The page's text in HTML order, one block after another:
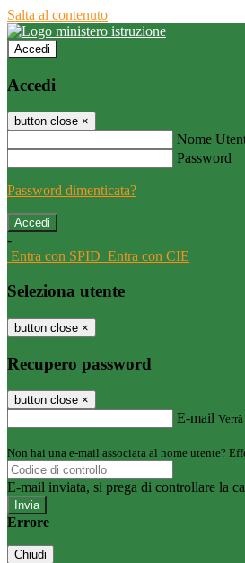
Salta al contenuto
Accedi
Accedi
button close ×
Nome
Password
Password dimenticata?
-
Entra con SPID Entra con CIE
Seleziona utente
button close ×
Recupero password
button close ×
E-mail
Non hai una e-mail associata al nome utente?
E-mail inviata, si prega di controllare la
Errore
Chiudi